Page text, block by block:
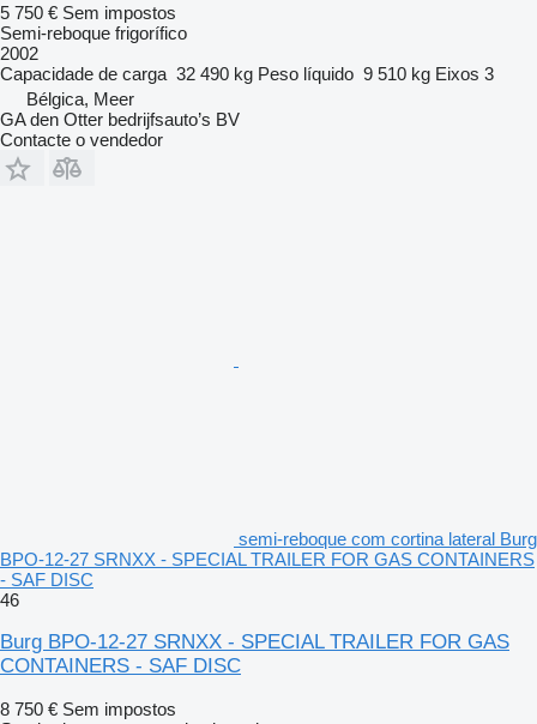
5 750 € Sem impostos
Semi-reboque frigorífico
2002
Capacidade de carga 32 490 kg Peso líquido 9 510 kg Eixos 3
Bélgica, Meer
GA den Otter bedrijfsauto’s BV
Contacte o vendedor
semi-reboque com cortina lateral Burg
BPO-12-27 SRNXX - SPECIAL TRAILER FOR GAS CONTAINERS
- SAF DISC
46
Burg BPO-12-27 SRNXX - SPECIAL TRAILER FOR GAS
CONTAINERS - SAF DISC
8 750 € Sem impostos